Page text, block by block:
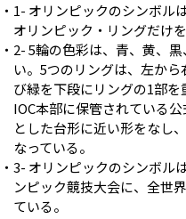
1- オリンピックのシンボル
オリンピック・リングだけ
2- 5輪の色彩は、青、黄、
い。5つのリングは、左か
び緑を下段にリングの1部を
IOC本部に保管されている
とした台形に近い形をなし
なっている。
3- オリンピックのシンボル
ンピック競技大会に、全世
ている。